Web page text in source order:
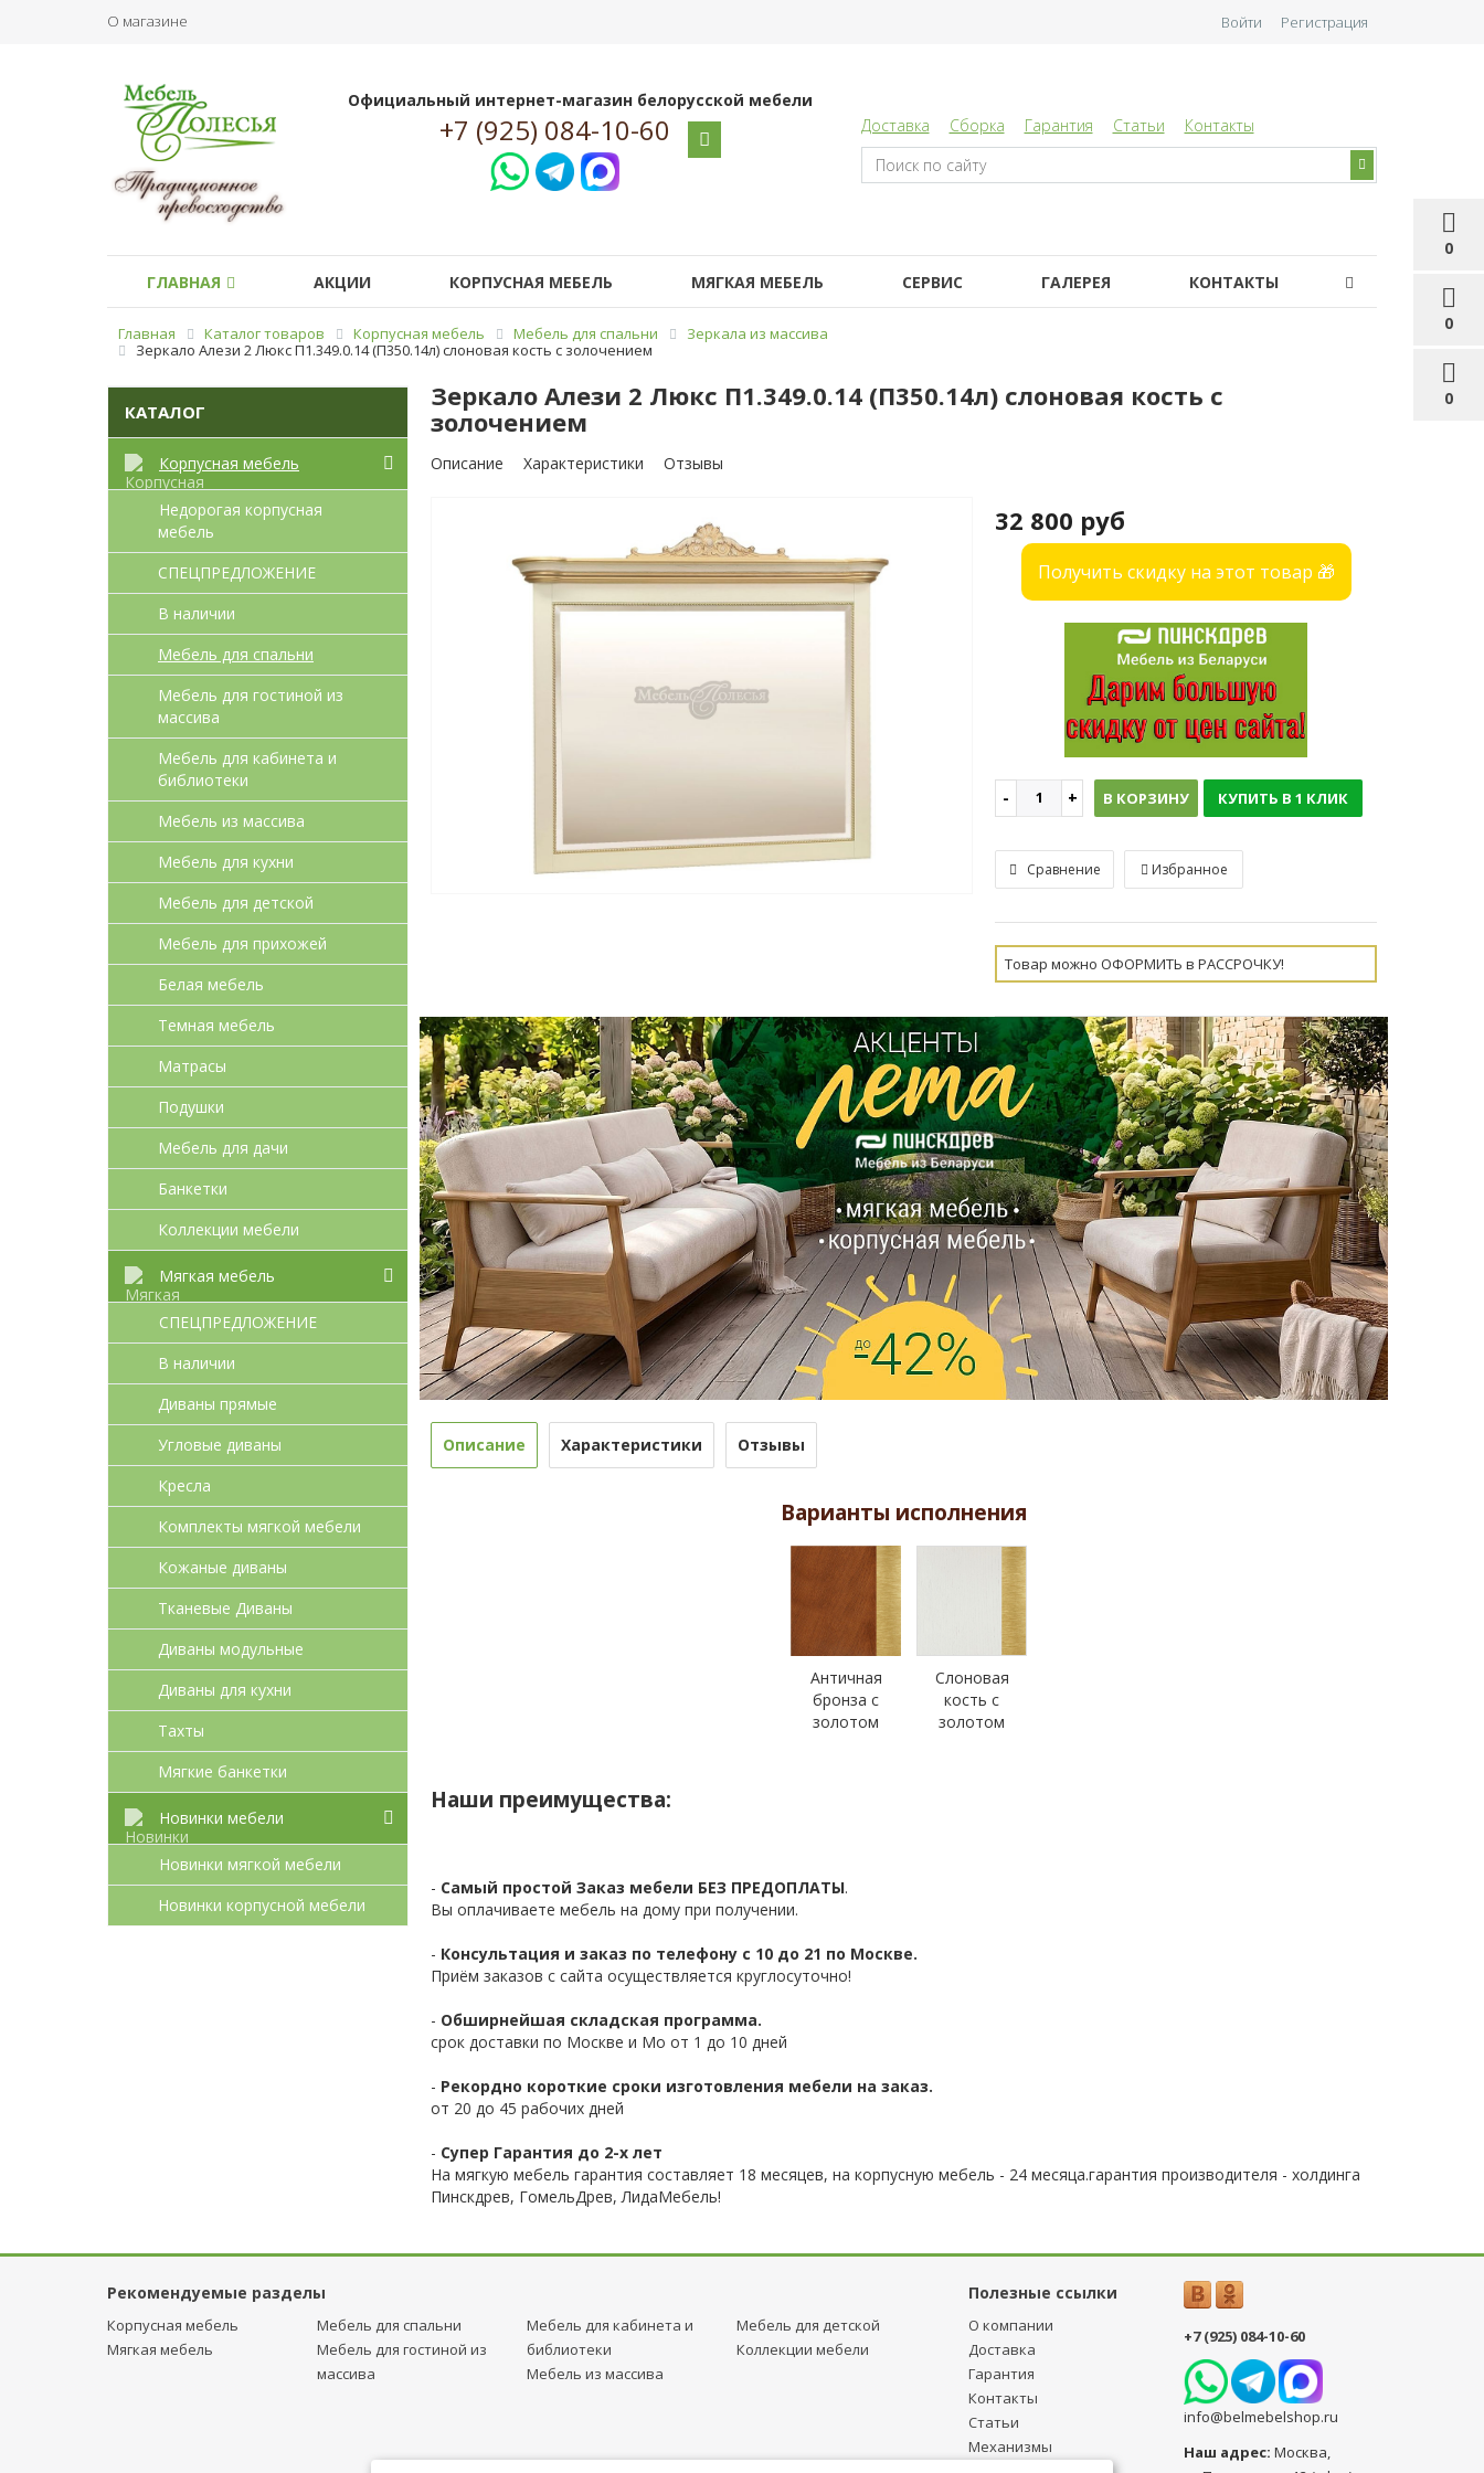
О магазине
0
0
0
Войти Регистрация
Официальный интернет-магазин белорусской мебели
+7 (925) 084-10-60 Доставка Сборка Гарантия Статьи Контакты
ГЛАВНАЯ АКЦИИ КОРПУСНАЯ МЕБЕЛЬ МЯГКАЯ МЕБЕЛЬ СЕРВИС ГАЛЕРЕЯ КОНТАКТЫ
Главная Каталог товаров Корпусная мебель Мебель для спальни
Зеркала из массива
Зеркало Алези 2 Люкс П1.349.0.14 (П350.14л) слоновая кость с золочением
КАТАЛОГ
Корпусная мебель
Недорогая корпусная
мебель
СПЕЦПРЕДЛОЖЕНИЕ
В наличии
Мебель для спальни
Мебель для гостиной из
массива
Мебель для кабинета и
библиотеки
Мебель из массива
Мебель для кухни
Мебель для детcкой
Мебель для прихожей
Белая мебель
Темная мебель
Матрасы
Подушки
Мебель для дачи
Банкетки
Коллекции мебели
Мягкая мебель
СПЕЦПРЕДЛОЖЕНИЕ
В наличии
Диваны прямые
Угловые диваны
Кресла
Комплекты мягкой мебели
Кожаные диваны
Тканевые Диваны
Диваны модульные
Диваны для кухни
Тахты
Мягкие банкетки
Новинки мебели
Новинки мягкой мебели
Новинки корпусной мебели
Зеркало Алези 2 Люкс П1.349.0.14 (П350.14л) слоновая кость с
золочением
Описание Характеристики Отзывы
32 800 руб
Получить скидку на этот товар 🎁
В КОРЗИНУ КУПИТЬ В 1 КЛИК
Сравнение Избранное
Товар можно ОФОРМИТЬ в РАССРОЧКУ!
Описание Характеристики Отзывы
Варианты исполнения
Античная
бронза с
золотом
Слоновая
кость с
золотом
Наши преимущества:
- Самый простой Заказ мебели БЕЗ ПРЕДОПЛАТЫ.
Вы оплачиваете мебель на дому при получении.
- Консультация и заказ по телефону с 10 до 21 по Москве.
Приём заказов с сайта осуществляется круглосуточно!
- Обширнейшая складская программа.
срок доставки по Москве и Мо от 1 до 10 дней
- Рекордно короткие сроки изготовления мебели на заказ.
от 20 до 45 рабочих дней
- Супер Гарантия до 2-х лет
На мягкую мебель гарантия составляет 18 месяцев, на корпусную мебель - 24 месяца.гарантия производителя - холдинга
Пинскдрев, ГомельДрев, ЛидаМебель!
Рекомендуемые разделы Полезные ссылки
Корпусная мебель
Мягкая мебель
Мебель для спальни
Мебель для гостиной из
массива
Мебель для кабинета и
библиотеки
Мебель из массива
Мебель для детcкой
Коллекции мебели
О компании
Доставка
Гарантия
Контакты
Статьи
Механизмы
+7 (925) 084-10-60
info@belmebelshop.ru
Наш адрес: Москва